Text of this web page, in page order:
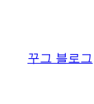
꾸그 블로그